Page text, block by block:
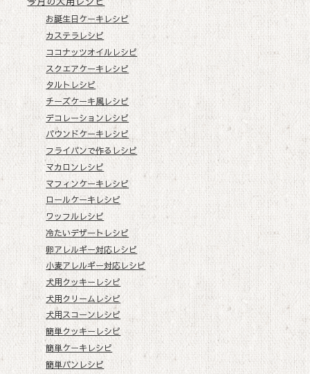
お誕生日ケーキレシピ
カステラレシピ
ココナッツオイルレシピ
スクエアケーキレシピ
タルトレシピ
チーズケーキ風レシピ
デコレーションレシピ
パウンドケーキレシピ
フライパンで作るレシピ
マカロンレシピ
マフィンケーキレシピ
ロールケーキレシピ
ワッフルレシピ
冷たいデザートレシピ
卵アレルギー対応レシピ
小麦アレルギー対応レシピ
犬用クッキーレシピ
犬用クリームレシピ
犬用スコーンレシピ
簡単クッキーレシピ
簡単ケーキレシピ
簡単パンレシピ